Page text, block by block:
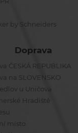
by Schneiders
Doprava
ČESKÁ REPUBLIKA
na SLOVENSKO
u Uničova
Hradiště
místo